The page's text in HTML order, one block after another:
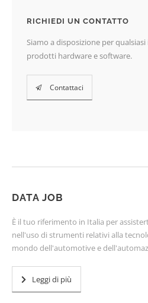
RICHIEDI UN CONTATTO
Siamo a disposizione per
prodotti hardware e software.
Contattaci
DATA JOB
È il tuo riferimento in Italia per
nell'uso di strumenti relativi alla
mondo dell'automotive e
Leggi di più